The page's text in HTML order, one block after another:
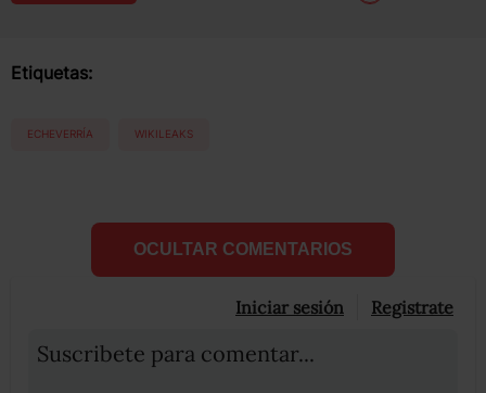
Etiquetas:
ECHEVERRÍA WIKILEAKS
OCULTAR COMENTARIOS
Iniciar sesión Registrate
Suscribete para comentar...